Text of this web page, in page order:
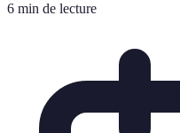
6 min de lecture